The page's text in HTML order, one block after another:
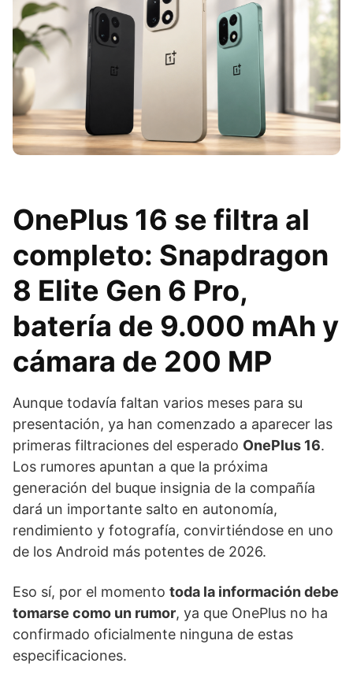
OnePlus 16 se filtra al
completo: Snapdragon
8 Elite Gen 6 Pro,
batería de 9.000 mAh y
cámara de 200 MP
Aunque todavía faltan varios meses para su
presentación, ya han comenzado a aparecer las
primeras filtraciones del esperado OnePlus 16.
Los rumores apuntan a que la próxima
generación del buque insignia de la compañía
dará un importante salto en autonomía,
rendimiento y fotografía, convirtiéndose en uno
de los Android más potentes de 2026.
Eso sí, por el momento toda la información debe
tomarse como un rumor, ya que OnePlus no ha
confirmado oficialmente ninguna de estas
especificaciones.